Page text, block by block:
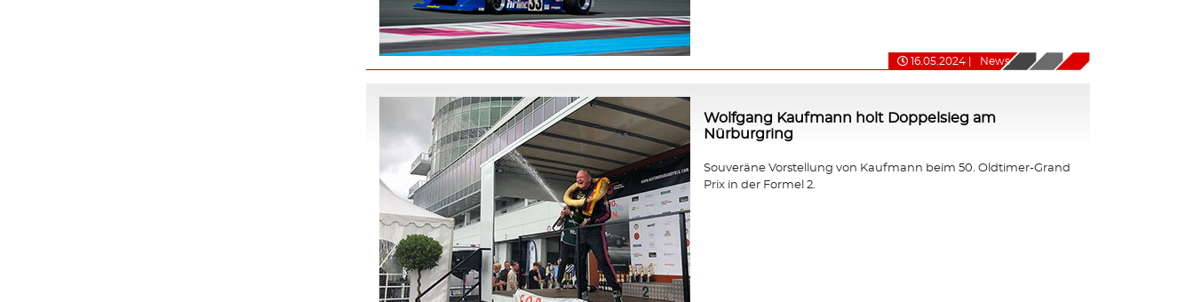
16.05.2024 News
Wolfgang Kaufmann holt Doppelsieg am
Nürburgring
Souveräne Vorstellung von Kaufmann beim 50. Oldtimer-Grand
Prix in der Formel 2.